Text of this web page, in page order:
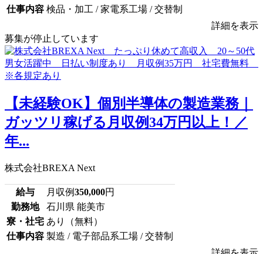
仕事内容 検品・加工 / 家電系工場 / 交替制
詳細を表示
募集が停止しています
【未経験OK】個別半導体の製造業務｜
ガッツリ稼げる月収例34万円以上！／
年...
株式会社BREXA Next
給与 月収例350,000円
勤務地
石川県 能美市
寮・社宅 あり（無料）
仕事内容 製造 / 電子部品系工場 / 交替制